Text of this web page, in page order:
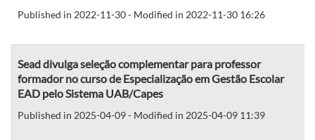
Published in 2022-11-30 - Modified in 2022-11-30 16:26
Sead divulga seleção complementar para professor
formador no curso de Especialização em Gestão Escolar
EAD pelo Sistema UAB/Capes
Published in 2025-04-09 - Modified in 2025-04-09 11:39